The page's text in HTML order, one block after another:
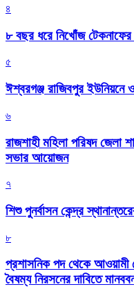
৪
৮ বছর ধরে নিখোঁজ
৫
ঈশ্বরগঞ্জ রাজিবপুর ইউনিয়নে
৬
রাজশাহী মহিলা পরিষদ জেলা
সভার আয়োজন
৭
শিশু পুনর্বাসন কেন্দ্র
৮
প্রশাসনিক পদ থেকে আওয়ামী
বৈষম্য নিরসনের দাবিতে